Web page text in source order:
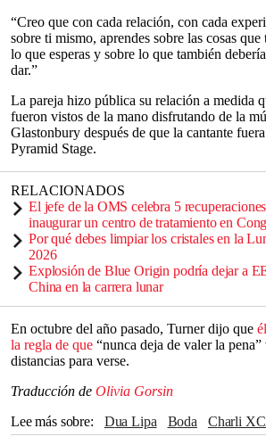
“Creo que con cada relación, con cada
sobre ti mismo, aprendes sobre las cosas que
lo que esperas y sobre lo que también
dar.”
La pareja hizo pública su relación a medida
fueron vistos de la mano disfrutando de la
Glastonbury después de que la cantante
Pyramid Stage.
RELACIONADOS
El jefe de la OMS celebra 5
inaugurar un centro de tratamiento en
Por qué debes limpiar los cristales en la
2026
Explosión de Blue Origin podría dejar a
China en la carrera lunar
En octubre del año pasado, Turner dijo que
la regla de que “nunca deja de valer la
distancias para verse.
Traducción de Olivia Gorsin
Lee más sobre
Dua Lipa Boda Charli